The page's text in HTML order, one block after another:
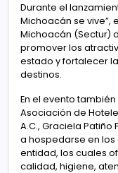
Durante el
Michoacán se vive”,
Michoacán (Sectur)
promover los
estado y fortalecer
destinos.
En el evento
Asociación de
A.C., Graciela Patiño
a hospedarse en
entidad, los cuales
calidad, higiene,